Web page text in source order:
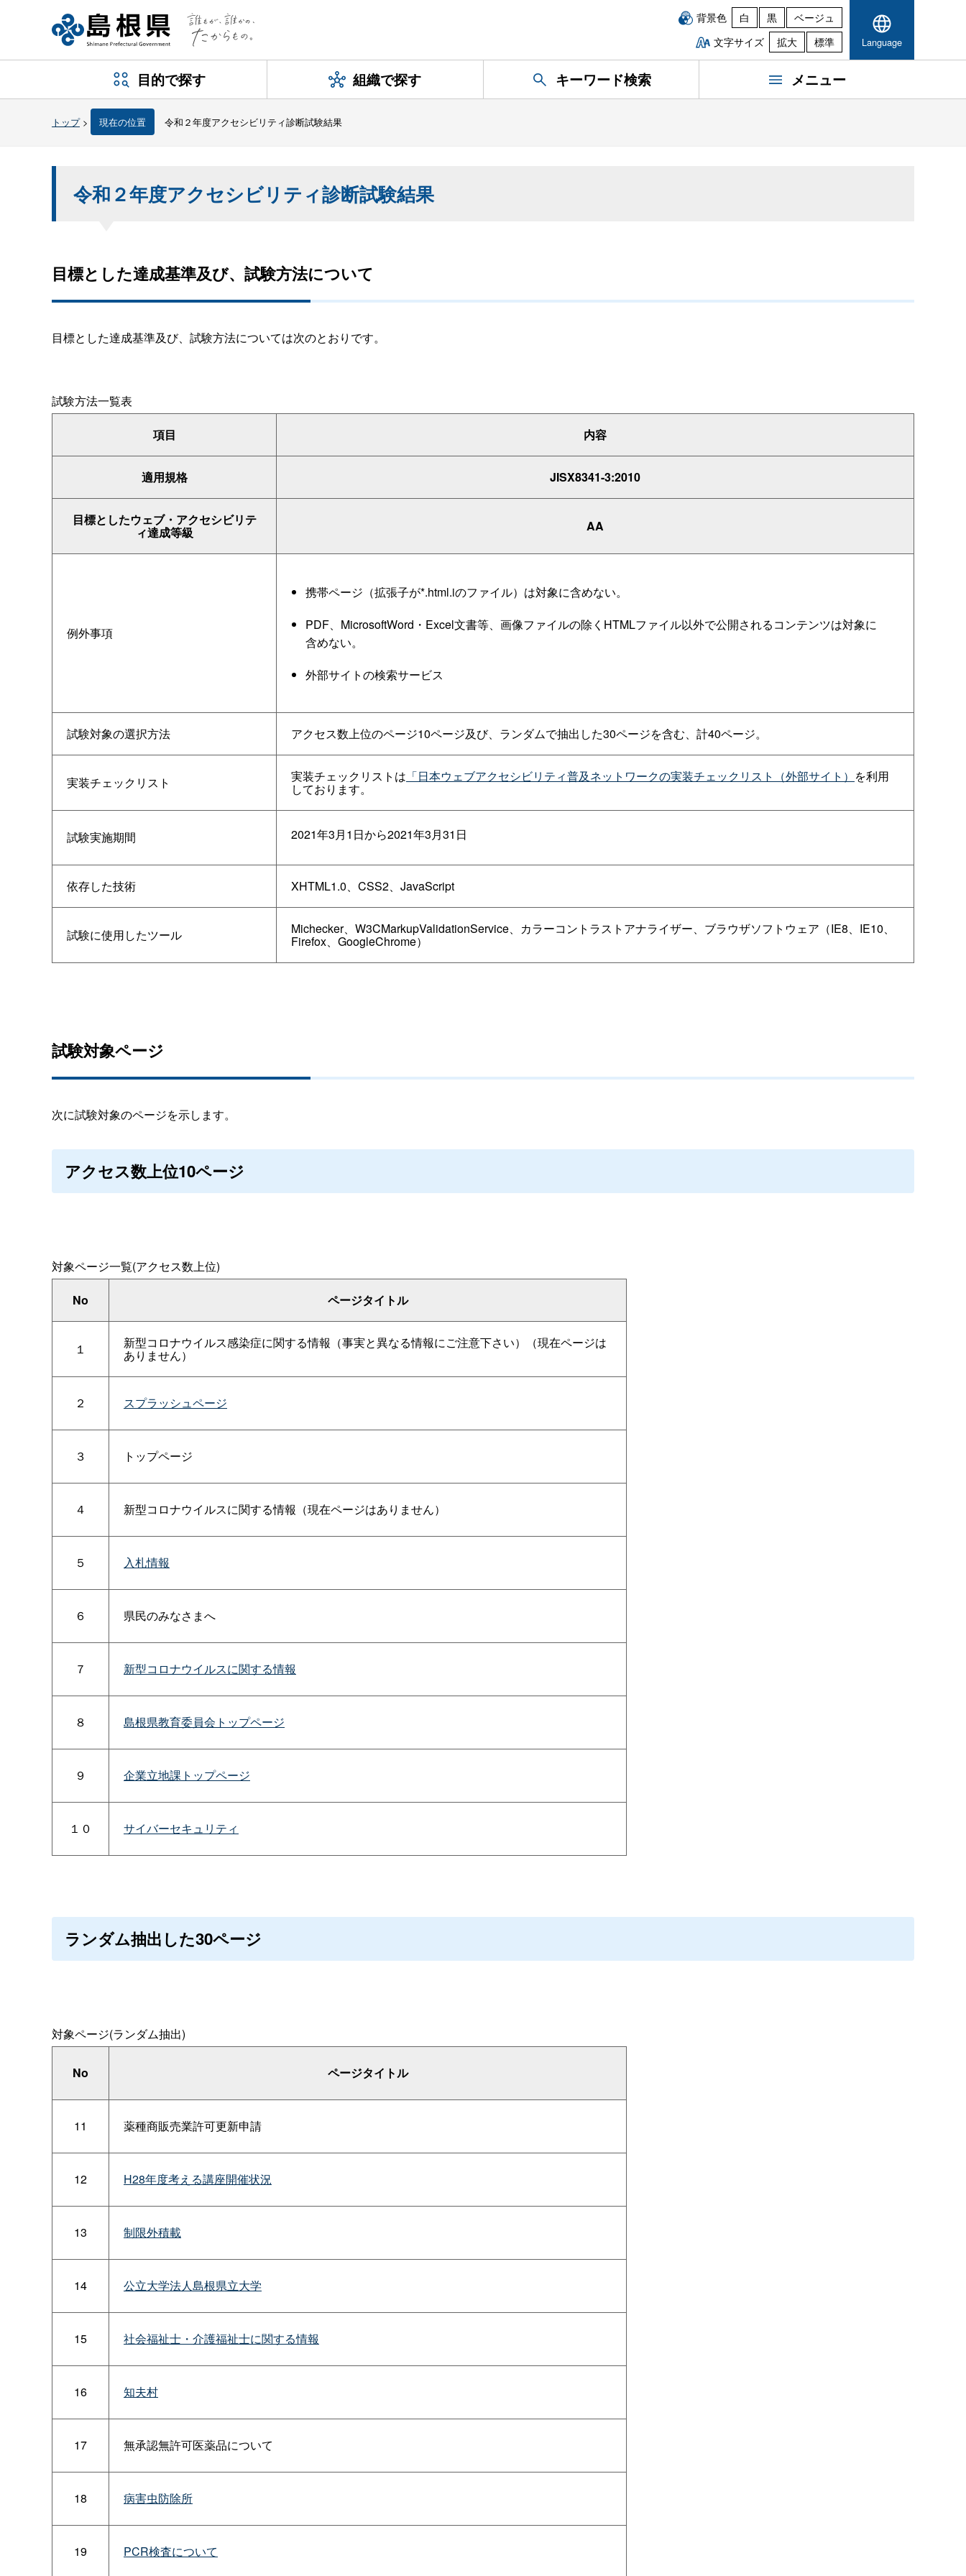
背景色 白 黒
ベージュ
文字サイズ
拡大 標準 Language
目的で探す 組織で探す キーワード検索 メニュー
トップ> 現在の位置 令和２年度アクセシビリティ診断試験結果
令和２年度アクセシビリティ診断試験結果
目標とした達成基準及び、試験方法について
目標とした達成基準及び、試験方法については次のとおりです。
試験方法一覧表
項目 内容
適用規格 JISX8341-3:2010
目標としたウェブ・アクセシビリテ
ィ達成等級 AA
例外事項
携帯ページ（拡張子が*.html.iのファイル）は対象に含めない。
PDF、MicrosoftWord・Excel文書等、画像ファイルの除くHTMLファイル以外で公開されるコンテンツは対象に
含めない。
外部サイトの検索サービス
試験対象の選択方法 アクセス数上位のページ10ページ及び、ランダムで抽出した30ページを含む、計40ページ。
実装チェックリスト 実装チェックリストは 「日本ウェブアクセシビリティ普及ネットワークの実装チェックリスト（外部サイト） を利用
しております。
試験実施期間 2021年3月1日から2021年3月31日
依存した技術 XHTML1.0、CSS2、JavaScript
試験に使用したツール Michecker、W3CMarkupValidationService、カラーコントラストアナライザー、ブラウザソフトウェア（IE8、IE10、
Firefox、GoogleChrome）
試験対象ページ
次に試験対象のページを示します。
アクセス数上位10ページ
対象ページ一覧(アクセス数上位)
No ページタイトル
１ 新型コロナウイルス感染症に関する情報（事実と異なる情報にご注意下さい）（現在ページは
ありません）
２ スプラッシュページ
３ トップページ
４ 新型コロナウイルスに関する情報（現在ページはありません）
５ 入札情報
６ 県民のみなさまへ
７ 新型コロナウイルスに関する情報
８ 島根県教育委員会トップページ
９ 企業立地課トップページ
１０ サイバーセキュリティ
ランダム抽出した30ページ
対象ページ(ランダム抽出)
No ページタイトル
11 薬種商販売業許可更新申請
12 H28年度考える講座開催状況
13 制限外積載
14 公立大学法人島根県立大学
15 社会福祉士・介護福祉士に関する情報
16 知夫村
17 無承認無許可医薬品について
18 病害虫防除所
19 PCR検査について